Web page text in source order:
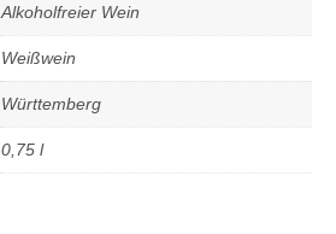
Alkoholfreier Wein
Weißwein
Württemberg
0,75 l